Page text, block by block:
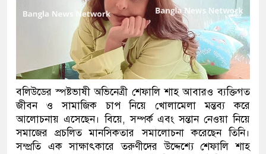
বলিউডের স্পষ্টভাষী অভিনেত্রী শেফালি শাহ আবারও ব্যক্তিগত
জীবন ও সামাজিক চাপ নিয়ে খোলামেলা মন্তব্য করে
আলোচনায় এসেছেন। বিয়ে, সম্পর্ক এবং সন্তান নেওয়া নিয়ে
সমাজের প্রচলিত মানসিকতার সমালোচনা করেছেন তিনি।
সম্প্রতি এক সাক্ষাৎকারে তরুণীদের উদ্দেশ্যে শেফালি শাহ